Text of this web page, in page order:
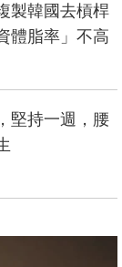
製韓國去槓桿
體脂率」不高
堅持一週，腰